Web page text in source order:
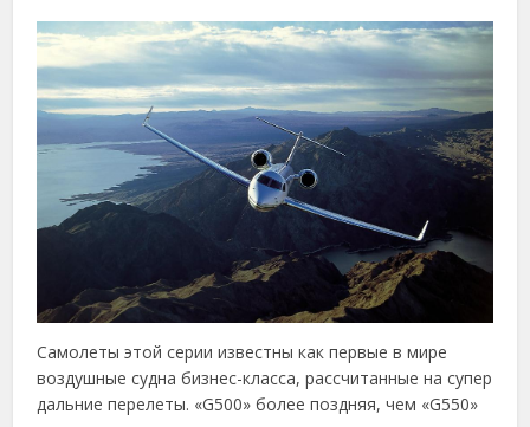
Самолеты этой серии известны как первые в мире
воздушные судна бизнес-класса, рассчитанные на супер
дальние перелеты. «G500» более поздняя, чем «G550»